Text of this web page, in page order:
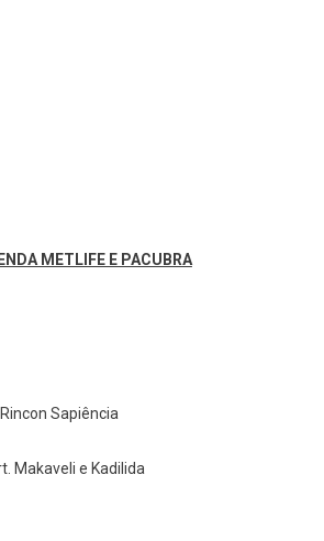
METLIFE E PACUBRA
Sapiência
Makaveli e Kadilida